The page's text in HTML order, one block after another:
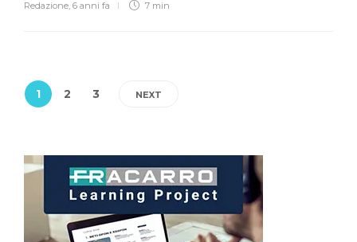
Redazione, 6 anni fa 7 min
1 2 3 NEXT